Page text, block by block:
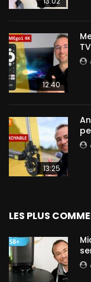
12:40
13:25
LES PLUS